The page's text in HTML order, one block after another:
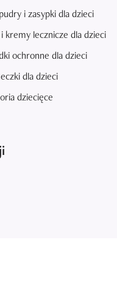
i zasypki dla dzieci
kremy lecznicze dla dzieci
ochronne dla dzieci
dla dzieci
dziecięce